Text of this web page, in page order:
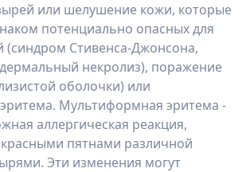
или шелушение кожи, которые
потенциально опасных для
(синдром Стивенса-Джонсона,
некролиз), поражение
оболочки) или
Мультиформная эритема -
аллергическая реакция,
пятнами различной
Эти изменения могут